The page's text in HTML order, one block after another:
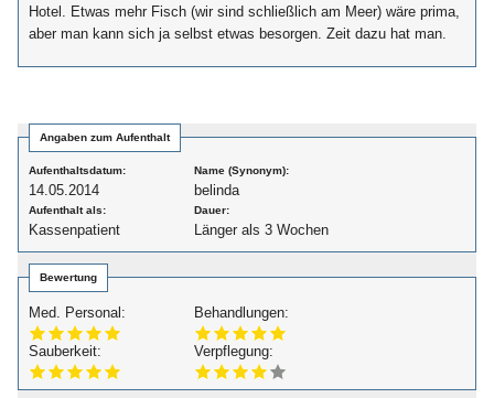
Hotel. Etwas mehr Fisch (wir sind schließlich am Meer) wäre prima,
aber man kann sich ja selbst etwas besorgen. Zeit dazu hat man.
Angaben zum Aufenthalt
Aufenthaltsdatum:
14.05.2014
Name (Synonym):
belinda
Aufenthalt als:
Kassenpatient
Dauer:
Länger als 3 Wochen
Bewertung
Med. Personal: Behandlungen:
Sauberkeit: Verpflegung: